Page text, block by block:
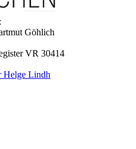
Göhlich
VR 30414
Lindh